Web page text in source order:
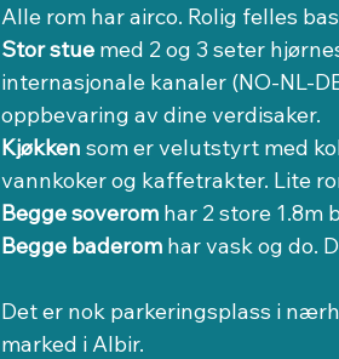
Alle rom har airco. Rolig felles
Stor stue med 2 og 3 seter
internasjonale kanaler (NO-NL-
oppbevaring av dine verdisaker.
Kjøkken som er velutstyrt med
vannkoker og kaffetrakter. Lite
Begge soverom har 2 store 1.8m
Begge baderom har vask og do.
Det er nok parkeringsplass i
marked i Albir.